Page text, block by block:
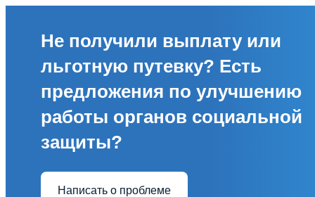
Не получили выплату или
льготную путевку? Есть
предложения по улучшению
работы органов социальной
защиты?
Написать о проблеме